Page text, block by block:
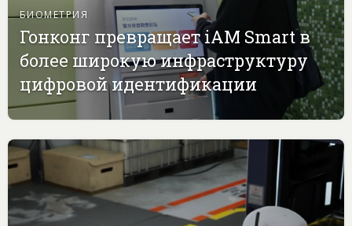
БИОМЕТРИЯ
Гонконг превращает iAM Smart в
более широкую инфраструктуру
цифровой идентификации